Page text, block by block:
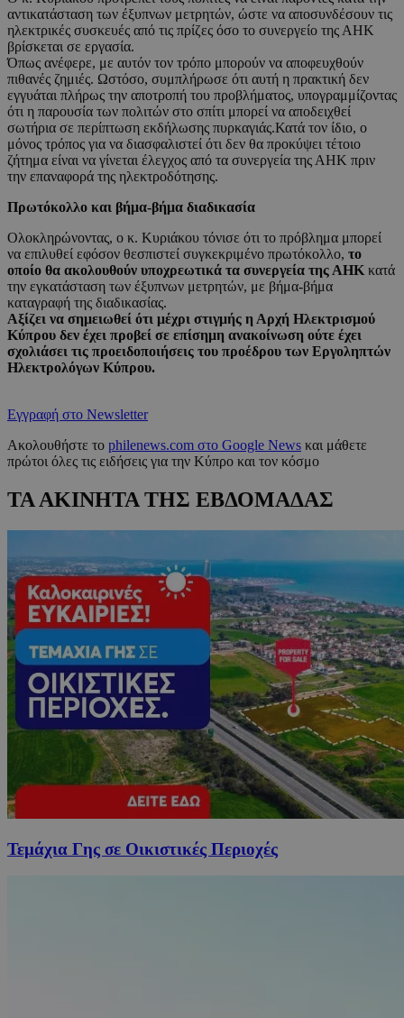
αντικατάσταση των έξυπνων μετρητών, ώστε να αποσυνδέσουν τις
ηλεκτρικές συσκευές από τις πρίζες όσο το συνεργείο της ΑΗΚ
βρίσκεται σε εργασία.
Όπως ανέφερε, με αυτόν τον τρόπο μπορούν να αποφευχθούν
πιθανές ζημιές. Ωστόσο, συμπλήρωσε ότι αυτή η πρακτική δεν
εγγυάται πλήρως την αποτροπή του προβλήματος, υπογραμμίζοντας
ότι η παρουσία των πολιτών στο σπίτι μπορεί να αποδειχθεί
σωτήρια σε περίπτωση εκδήλωσης πυρκαγιάς.Κατά τον ίδιο, ο
μόνος τρόπος για να διασφαλιστεί ότι δεν θα προκύψει τέτοιο
ζήτημα είναι να γίνεται έλεγχος από τα συνεργεία της ΑΗΚ πριν
την επαναφορά της ηλεκτροδότησης.
Πρωτόκολλο και βήμα-βήμα διαδικασία
Ολοκληρώνοντας, ο κ. Κυριάκου τόνισε ότι το πρόβλημα μπορεί
να επιλυθεί εφόσον θεσπιστεί συγκεκριμένο πρωτόκολλο, το
οποίο θα ακολουθούν υποχρεωτικά τα συνεργεία της ΑΗΚ κατά
την εγκατάσταση των έξυπνων μετρητών, με βήμα-βήμα
καταγραφή της διαδικασίας.
Αξίζει να σημειωθεί ότι μέχρι στιγμής η Αρχή Ηλεκτρισμού
Κύπρου δεν έχει προβεί σε επίσημη ανακοίνωση ούτε έχει
σχολιάσει τις προειδοποιήσεις του προέδρου των Εργοληπτών
Ηλεκτρολόγων Κύπρου.
Εγγραφή στο Newsletter
Ακολουθήστε το philenews.com στο Google News και μάθετε
πρώτοι όλες τις ειδήσεις για την Κύπρο και τον κόσμο
ΤΑ ΑΚΙΝΗΤΑ ΤΗΣ ΕΒΔΟΜΑΔΑΣ
Τεμάχια Γης σε Οικιστικές Περιοχές